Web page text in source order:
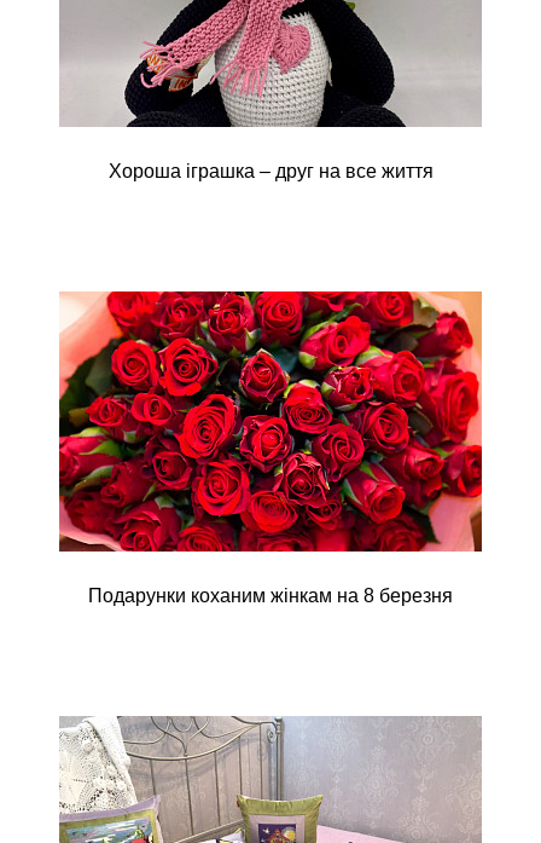
Хороша іграшка – друг на все життя
Подарунки коханим жінкам на 8 березня